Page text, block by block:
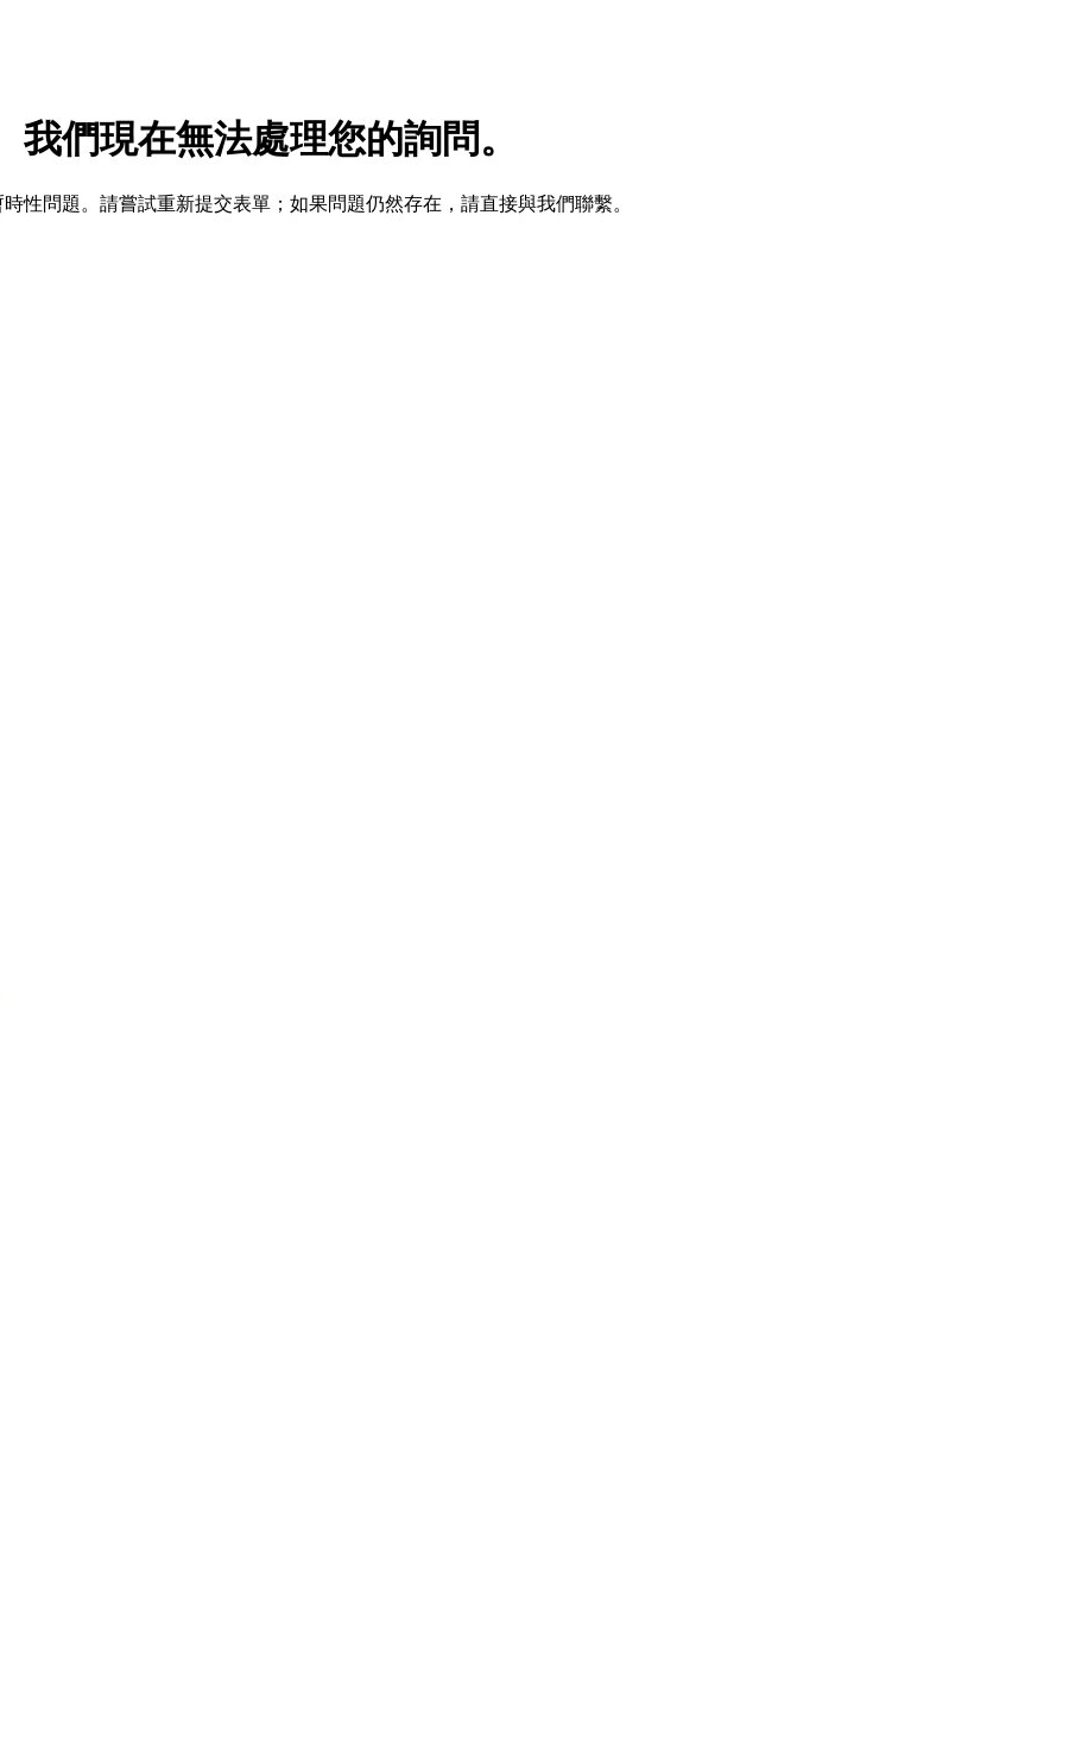
我們現在無法處理您的詢問。
性問題。請嘗試重新提交表單；如果問題仍然存在，請直接與我們聯繫。